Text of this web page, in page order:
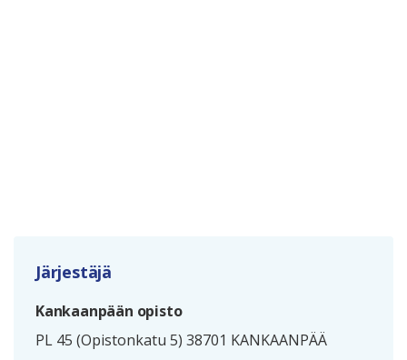
Järjestäjä
Kankaanpään opisto
PL 45 (Opistonkatu 5) 38701 KANKAANPÄÄ